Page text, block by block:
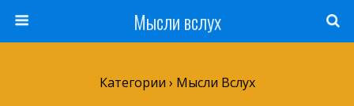
Мысли вслух
Категории › Мысли Вслух